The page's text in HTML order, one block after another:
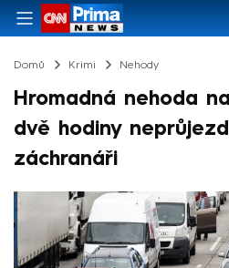
Domů Krimi Nehody
Hromadná nehoda
dvě hodiny
záchranáři